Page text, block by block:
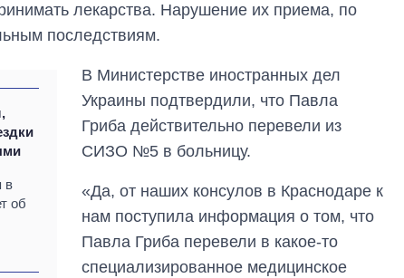
лекарства. Нарушение их приема, по
последствиям.
в
об
В Министерстве иностранных дел
Украины подтвердили, что Павла
Гриба действительно перевели из
СИЗО №5 в больницу.
«Да, от наших консулов в Краснодаре к
нам поступила информация о том, что
Павла Гриба перевели в какое-то
специализированное медицинское
От 1 месяца – до 5
руководителя СВР